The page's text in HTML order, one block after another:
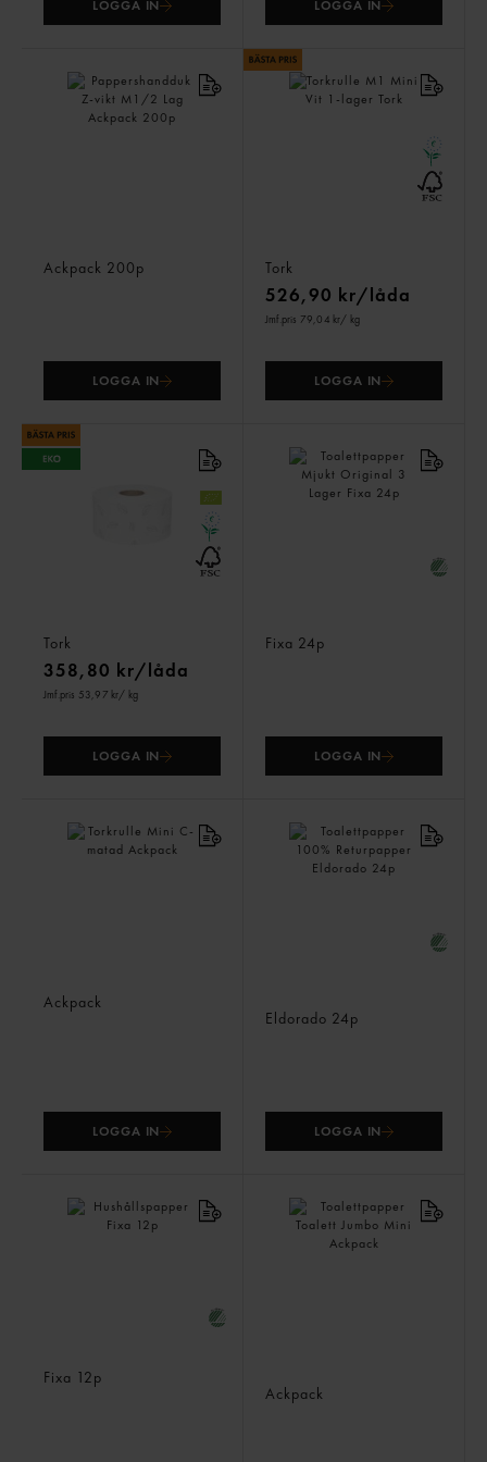
LOGGA IN LOGGA IN
Ackpack 200p
LOGGA IN
Tork
526,90 kr/låda
Jmf.pris 79,04 kr/ kg
LOGGA IN
Tork
358,80 kr/låda
Jmf.pris 53,97 kr/ kg
LOGGA IN
Fixa 24p
LOGGA IN
Ackpack
LOGGA IN
Eldorado 24p
LOGGA IN
Fixa 12p
Ackpack